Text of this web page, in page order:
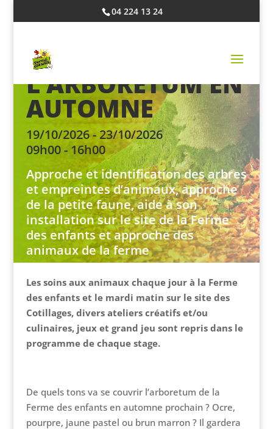
04 224 13 24
L’ARBORETUM EN
AUTOMNE
19/10/2026 - 23/10/2026
09h00 - 16h00
Approche et identification des arbres
et empreintes d’animaux, approche
de la petite faune, aide à son
installation sur le site de la Ferme
des enfants et approche des
animaux de la ferme
Les soins aux animaux chaque jour à la Ferme
des enfants et le mardi matin sur le site des
Cotillages, divers ateliers créatifs et/ou
culinaires, jeux et grand jeu sont repris dans le
programme de chaque stage.
De quels tons va se couvrir l’arboretum de la
Ferme des enfants en automne prochain ? Ocre,
pourpre, jaune pastel ou brun marron ? Il gardera